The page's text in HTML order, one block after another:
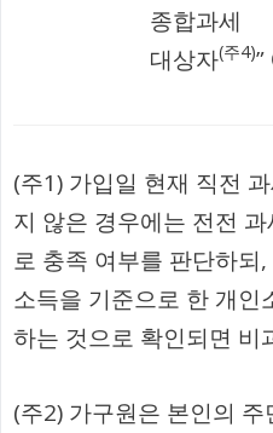
종합과세
대상자(주4)
(주1) 가입일 현재 직전
지 않은 경우에는 전전
로 충족 여부를 판단하되
소득을 기준으로 한 개인
하는 것으로 확인되면 비
(주2) 가구원은 본인의